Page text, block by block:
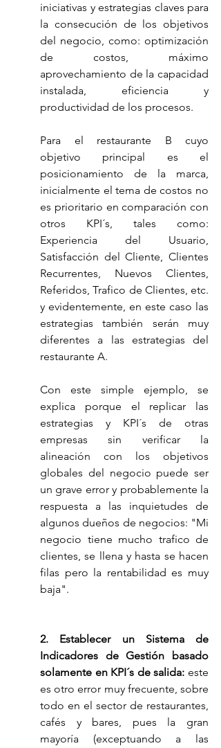
iniciativas y estrategias claves para
la consecución de los objetivos
del negocio, como: optimización
de costos, máximo
aprovechamiento de la capacidad
instalada, eficiencia y
productividad de los procesos.
Para el restaurante B cuyo
objetivo principal es el
posicionamiento de la marca,
inicialmente el tema de costos no
es prioritario en comparación con
otros KPI´s, tales como:
Experiencia del Usuario,
Satisfacción del Cliente, Clientes
Recurrentes, Nuevos Clientes,
Referidos, Trafico de Clientes, etc.
y evidentemente, en este caso las
estrategias también serán muy
diferentes a las estrategias del
restaurante A.
Con este simple ejemplo, se
explica porque el replicar las
estrategias y KPI´s de otras
empresas sin verificar la
alineación con los objetivos
globales del negocio puede ser
un grave error y probablemente la
respuesta a las inquietudes de
algunos dueños de negocios: "Mi
negocio tiene mucho trafico de
clientes, se llena y hasta se hacen
filas pero la rentabilidad es muy
baja".
2. Establecer un Sistema de
Indicadores de Gestión basado
solamente en KPI´s de salida: este
es otro error muy frecuente, sobre
todo en el sector de restaurantes,
cafés y bares, pues la gran
mayoría (exceptuando a las